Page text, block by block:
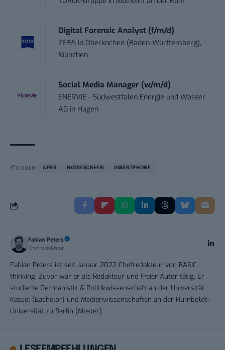
Digital Forensic Analyst (f/m/d)
ZEISS in Oberkochen (Baden-Württemberg),
München
Social Media Manager (w/m/d)
ENERVIE - Südwestfalen Energie und Wasser
AG in Hagen
THEMEN: APPS HOMESCREEN SMARTPHONE
Fabian Peters
Chefredakteur
Fabian Peters ist seit Januar 2022 Chefredakteur von BASIC
thinking. Zuvor war er als Redakteur und freier Autor tätig. Er
studierte Germanistik & Politikwissenschaft an der Universität
Kassel (Bachelor) und Medienwissenschaften an der Humboldt-
Universität zu Berlin (Master).